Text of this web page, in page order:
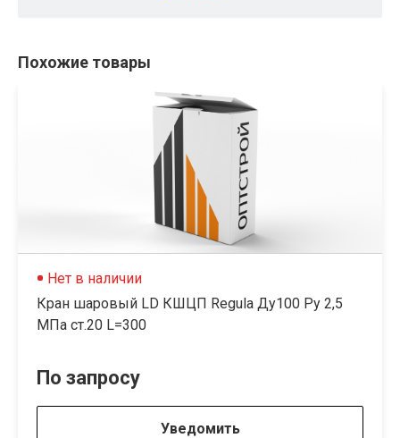
Похожие товары
Нет в наличии
Кран шаровый LD КШЦП Regula Ду100 Ру 2,5
МПа ст.20 L=300
По запросу
Уведомить